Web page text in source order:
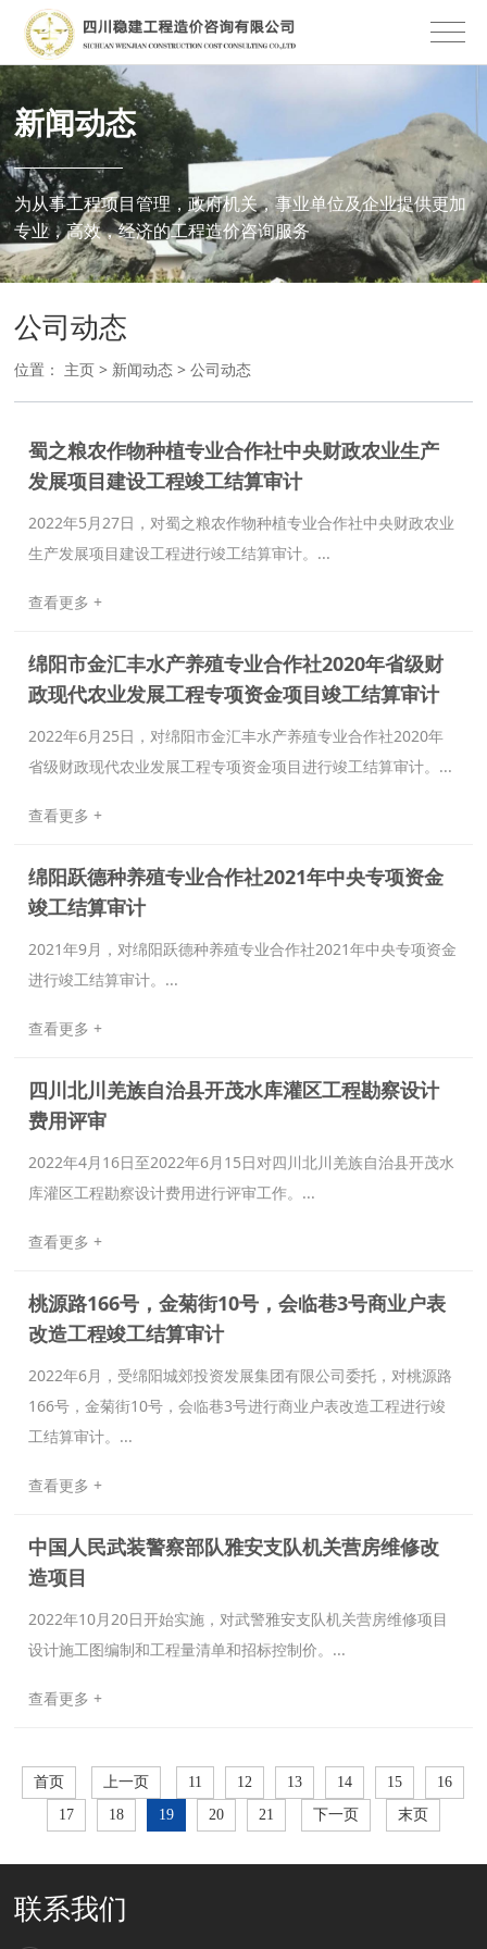
新闻动态
为从事工程项目管理，政府机关，事业单位及企业提供更加
专业，高效，经济的工程造价咨询服务
公司动态
位置： 主页 > 新闻动态 >公司动态
蜀之粮农作物种植专业合作社中央财政农业生产
发展项目建设工程竣工结算审计
2022年5月27日，对蜀之粮农作物种植专业合作社中央财政农业
生产发展项目建设工程进行竣工结算审计。...
查看更多 +
绵阳市金汇丰水产养殖专业合作社2020年省级财
政现代农业发展工程专项资金项目竣工结算审计
2022年6月25日，对绵阳市金汇丰水产养殖专业合作社2020年
省级财政现代农业发展工程专项资金项目进行竣工结算审计。...
查看更多 +
绵阳跃德种养殖专业合作社2021年中央专项资金
竣工结算审计
2021年9月，对绵阳跃德种养殖专业合作社2021年中央专项资金
进行竣工结算审计。...
查看更多 +
四川北川羌族自治县开茂水库灌区工程勘察设计
费用评审
2022年4月16日至2022年6月15日对四川北川羌族自治县开茂水
库灌区工程勘察设计费用进行评审工作。...
查看更多 +
桃源路166号，金菊街10号，会临巷3号商业户表
改造工程竣工结算审计
2022年6月，受绵阳城郊投资发展集团有限公司委托，对桃源路
166号，金菊街10号，会临巷3号进行商业户表改造工程进行竣
工结算审计。...
查看更多 +
中国人民武装警察部队雅安支队机关营房维修改
造项目
2022年10月20日开始实施，对武警雅安支队机关营房维修项目
设计施工图编制和工程量清单和招标控制价。...
查看更多 +
首页 上一页 11 12 13 14 15
16
17
18 19 20 21 下一页 末页
联系我们